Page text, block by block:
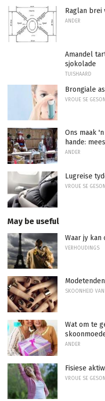
Raglan brei
ANDER
Amandel
sjokolade
TUISHAARD
Brongiale
VROUE SE
Ons maak
hande:
ANDER
Lugreise
VROUE SE
May be useful
Waar jy
VERHOUDINGS
SKOONHEID
Wat om te
ANDER
Fisiese
VROUE SE